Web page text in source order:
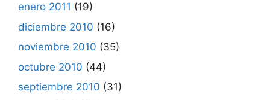
enero 2011 (19)
diciembre 2010 (16)
noviembre 2010 (35)
octubre 2010 (44)
septiembre 2010 (31)